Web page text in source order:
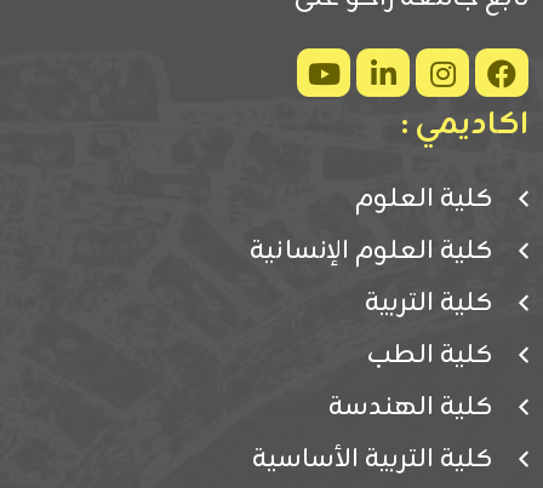
اكاديمي :
كلية العلوم
كلية العلوم الإنسانية
كلية التربية
كلية الطب
كلية الهندسة
كلية التربية الأساسية